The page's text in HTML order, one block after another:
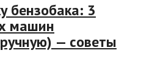
бензобака: 3
машин
— советы